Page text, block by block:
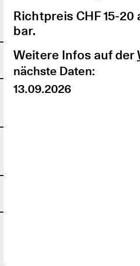
Richtpreis CHF 15-
bar.
Weitere Infos auf der
nächste Daten:
13.09.2026